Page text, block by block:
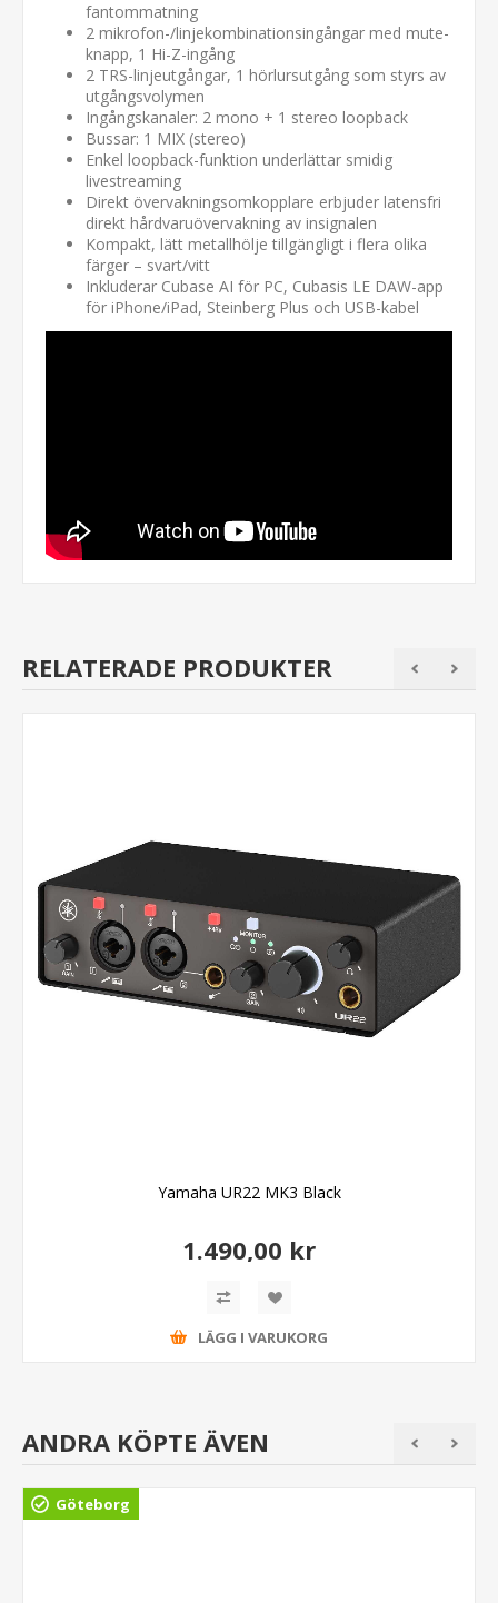
fantommatning
2 mikrofon-/linjekombinationsingångar med mute-
knapp, 1 Hi-Z-ingång
2 TRS-linjeutgångar, 1 hörlursutgång som styrs av
utgångsvolymen
Ingångskanaler: 2 mono + 1 stereo loopback
Bussar: 1 MIX (stereo)
Enkel loopback-funktion underlättar smidig
livestreaming
Direkt övervakningsomkopplare erbjuder latensfri
direkt hårdvaruövervakning av insignalen
Kompakt, lätt metallhölje tillgängligt i flera olika
färger – svart/vitt
Inkluderar Cubase AI för PC, Cubasis LE DAW-app
för iPhone/iPad, Steinberg Plus och USB-kabel
RELATERADE PRODUKTER
Yamaha UR22 MK3 Black
1.490,00 kr
LÄGG I VARUKORG
ANDRA KÖPTE ÄVEN
Göteborg